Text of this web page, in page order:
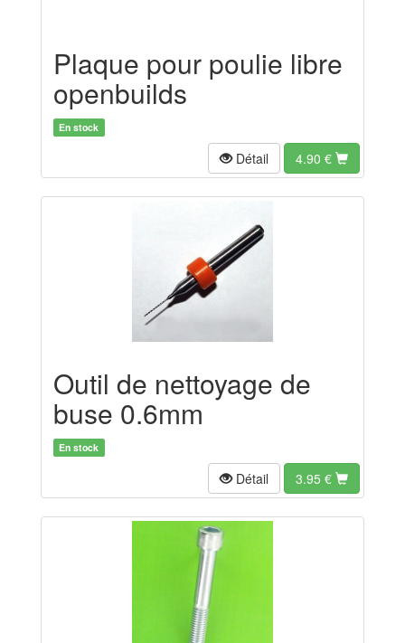
Plaque pour poulie libre
openbuilds
En stock
Détail 4.90 €
Outil de nettoyage de
buse 0.6mm
En stock
Détail 3.95 €